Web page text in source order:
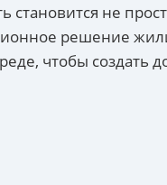
становится не
решение
чтобы